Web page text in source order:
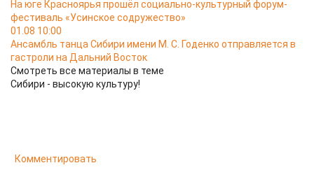
На юге Красноярья прошёл социально-культурный форум-
фестиваль «Усинское содружество»
01.08 10:00
Ансамбль танца Сибири имени М. С. Годенко отправляется в
гастроли на Дальний Восток
Смотреть все материалы в теме
Сибири - высокую культуру!
Комментировать